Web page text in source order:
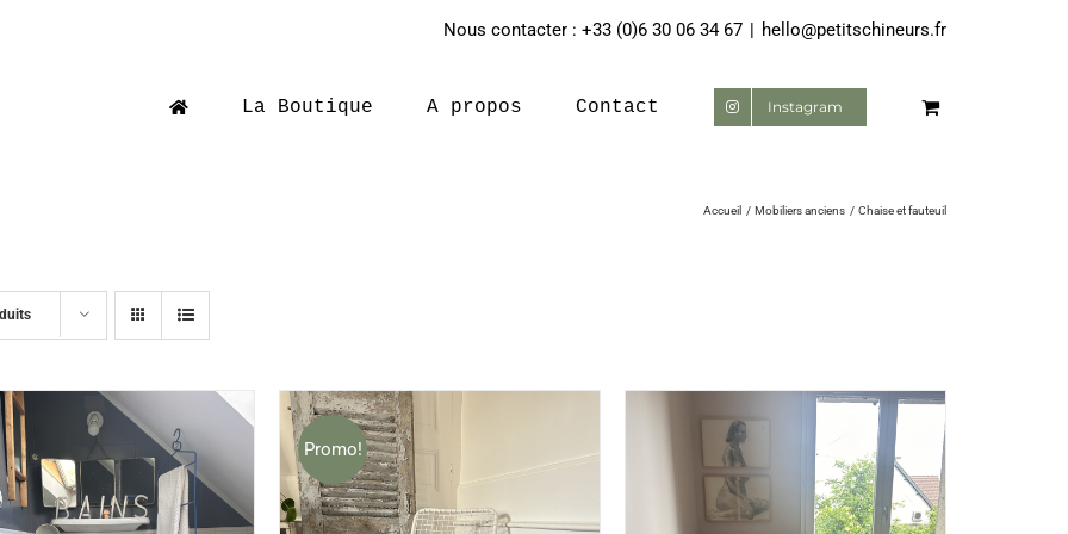
Nous contacter : +33 (0)6 30 06 34 67 | hello@petitschineurs.fr
La Boutique A propos Contact Instagram
Accueil Mobiliers anciens Chaise et fauteuil
Promo!